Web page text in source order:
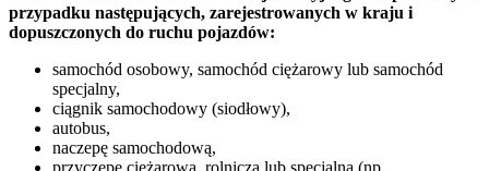
przypadku następujących, zarejestrowanych w kraju i
dopuszczonych do ruchu pojazdów:
samochód osobowy, samochód ciężarowy lub samochód
specjalny,
ciągnik samochodowy (siodłowy),
autobus,
naczepę samochodową,
przyczepę ciężarową, rolniczą lub specjalna (np.